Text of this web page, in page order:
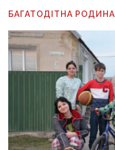
БАГАТОДІТНА РОДИНА